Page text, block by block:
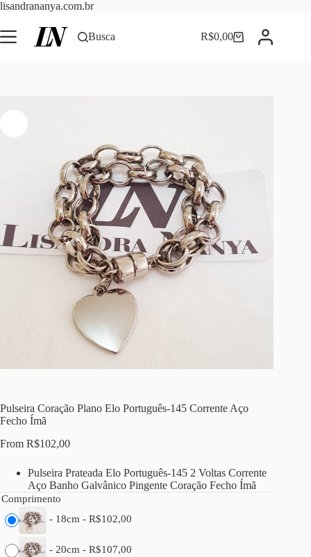
lisandrananya.com.brPular
o
conteúdo
Busca Carrinho
R$0,00
Pulseira Coração Plano Elo Português-145 Corrente Aço
Fecho Ímã
From R$102,00
Pulseira Prateada Elo Português-145 2 Voltas Corrente
Aço Banho Galvânico Pingente Coração Fecho Ímã
Comprimento
- 18cm - R$102,00
- 20cm - R$107,00